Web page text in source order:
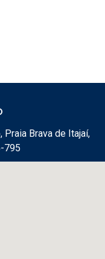
Praia Brava de Itajaí,
795